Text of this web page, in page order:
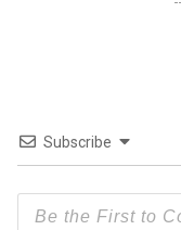
Subscribe